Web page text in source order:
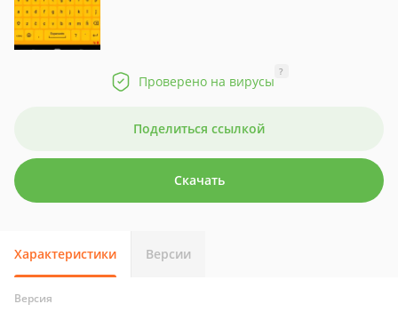
Проверено на вирусы
?
Поделиться ссылкой
Скачать
Характеристики Версии
Версия